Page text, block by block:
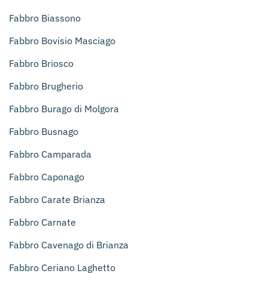
Fabbro Biassono
Fabbro Bovisio Masciago
Fabbro Briosco
Fabbro Brugherio
Fabbro Burago di Molgora
Fabbro Busnago
Fabbro Camparada
Fabbro Caponago
Fabbro Carate Brianza
Fabbro Carnate
Fabbro Cavenago di Brianza
Fabbro Ceriano Laghetto